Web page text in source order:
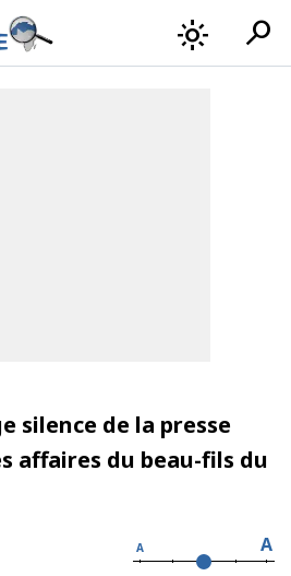
light_mode search
silence de la presse
affaires du beau-fils du
A A